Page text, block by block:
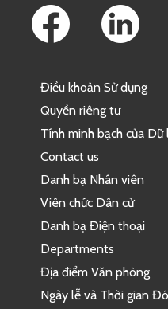
Điều khoản Sử dụng
Quyền riêng tư
Tính minh bạch của Dữ
Contact us
Danh bạ Nhân viên
Viên chức Dân cử
Danh bạ Điện thoại
Departments
Địa điểm Văn phòng
Ngày lễ và Thời gian